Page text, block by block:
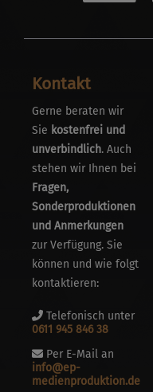
Kontakt
Gerne beraten wir
Sie kostenfrei und
unverbindlich. Auch
stehen wir Ihnen bei
Fragen,
Sonderproduktionen
und Anmerkungen
zur Verfügung. Sie
können und wie folgt
kontaktieren:
Telefonisch unter
0611 945 846 38
Per E-Mail an
info@ep-
medienproduktion.de